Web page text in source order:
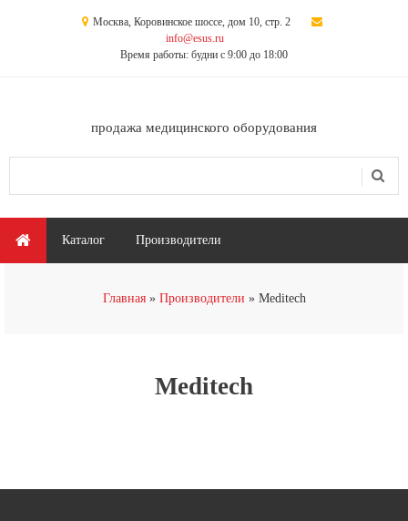
Москва, Коровинское шоссе, дом 10, стр. 2
info@esus.ru
Время работы: будни с 9:00 до 18:00
продажа медицинского оборудования
Главное меню
Каталог Производители
Главная Производители Meditech
Meditech